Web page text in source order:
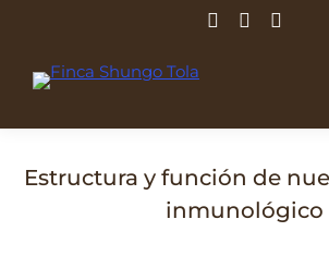
Facebook
window
Instagram
window
Estructura y función de
inmunológico